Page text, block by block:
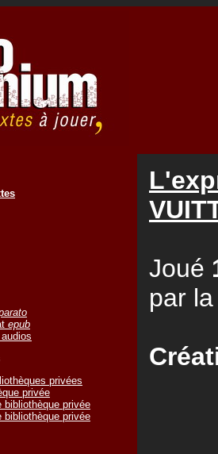
epub
privées
privée
bibliothèque privée
bibliothèque privée
Joué
par